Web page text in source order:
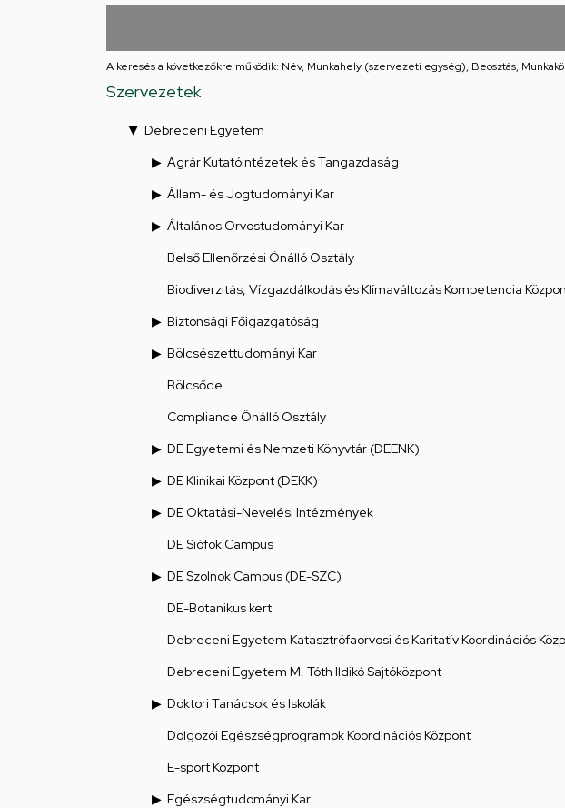
feladatellátási
A keresés a következőkre működik: Név, Munkahely (szervezeti egység), Beosztás,
Szervezetek
Debreceni Egyetem
Agrár Kutatóintézetek és Tangazdaság
Állam- és Jogtudományi Kar
Általános Orvostudományi Kar
Belső Ellenőrzési Önálló Osztály
Biodiverzitás, Vízgazdálkodás és Klímaváltozás Kompetencia
Biztonsági Főigazgatóság
Bölcsészettudományi Kar
Bölcsőde
Compliance Önálló Osztály
DE Egyetemi és Nemzeti Könyvtár (DEENK)
DE Klinikai Központ (DEKK)
DE Oktatási-Nevelési Intézmények
DE Siófok Campus
DE Szolnok Campus (DE-SZC)
DE-Botanikus kert
Debreceni Egyetem Katasztrófaorvosi és Karitatív Koordinációs
Debreceni Egyetem M. Tóth Ildikó Sajtóközpont
Doktori Tanácsok és Iskolák
Dolgozói Egészségprogramok Koordinációs Központ
E-sport Központ
Egészségtudományi Kar